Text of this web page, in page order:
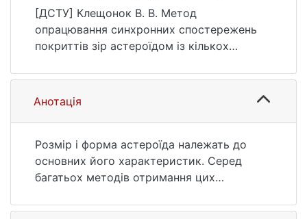
пунктів. Вісник Київського національного
університету імені Тараса Шевченка.
Астрономія, (2 (66)), 8–11.
https://ir.library.knu.ua/handle/15071834/993
8
[ДСТУ] Клещонок В. В. Метод
опрацювання синхронних спостережень
покриттів зір астероїдом із кількох
університету імені Тараса Шевченка.
Астрономія. 2022. № 2 (66). С. 8—11. URL:
https://ir.library.knu.ua/handle/15071834/993
Анотація
Розмір і форма астероїда належать до
основних його характеристик. Серед
багатьох методів отримання цих
метод спостереження покриттів зір